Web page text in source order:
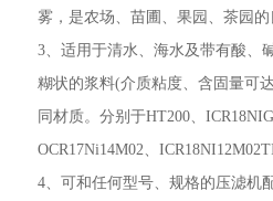
雾，是农场、苗圃、果园、茶园的
3、适用于清水、海水及带有酸、
糊状的浆料(介质粘度、含固量可
同材质。分别于HT200、
OCR17Ni14M02、ICR18NI12M02TI
4、可和任何型号、规格的压滤机